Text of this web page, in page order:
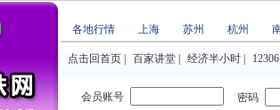
各地行情 上海 苏州 杭州
点击回首页 百家讲堂 经济半小时 12306
会员账号 密码